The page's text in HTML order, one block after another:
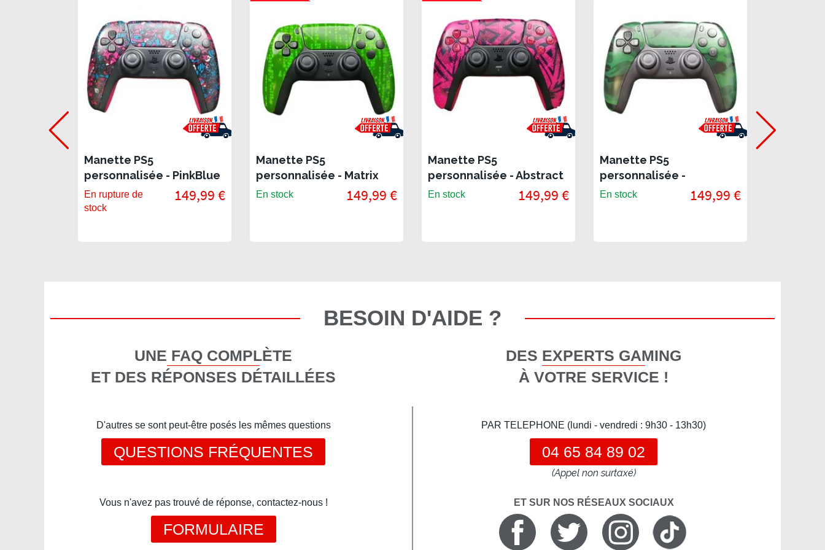
Manette PS5
personnalisée - PinkBlue
En rupture de
stock
149,99 €
Manette PS5
personnalisée - Matrix
En stock 149,99 €
Manette PS5
personnalisée - Abstract
Purple
En stock 149,99 €
Manette PS5
personnalisée -
Camouflage
En stock 149,99 €
BESOIN D'AIDE ?
UNE FAQ COMPLÈTE
ET DES RÉPONSES DÉTAILLÉES
D'autres se sont peut-être posés les mêmes questions
QUESTIONS FRÉQUENTES
Vous n'avez pas trouvé de réponse, contactez-nous !
FORMULAIRE
DES EXPERTS GAMING
À VOTRE SERVICE !
PAR TELEPHONE (lundi - vendredi : 9h30 - 13h30)
04 65 84 89 02
(Appel non surtaxé)
ET SUR NOS RÉSEAUX SOCIAUX